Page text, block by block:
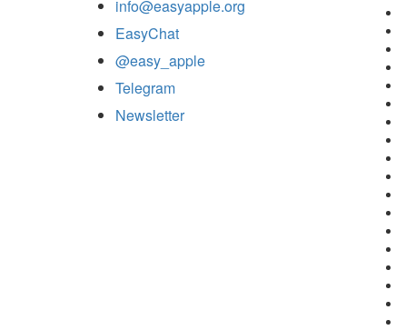
info@easyapple.org
EasyChat
@easy_apple
Telegram
Newsletter